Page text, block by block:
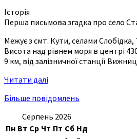
Історія
Перша письмова згадка про село
Межує з смт. Кути, селами Слобідка,
Висота над рівнем моря в центрі
9 км, від залізничної станції
Читати далі
Більше повідомлень
Серпень 2026
Пн Вт Ср Чт Пт Сб Нд